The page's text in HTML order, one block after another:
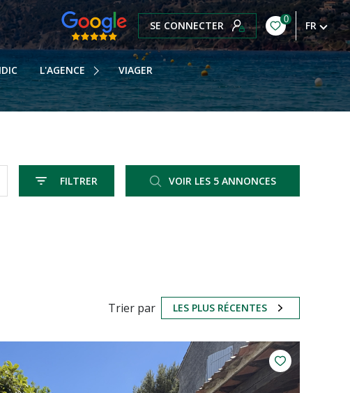
SE CONNECTER 0 FR
L'AGENCE
NOTRE HISTOIRE
NOTRE ÉQUIPE
NOS HONORAIRES
VIAGER
FILTRER VOIR LES 5 ANNONCES
Trier par LES PLUS RÉCENTES